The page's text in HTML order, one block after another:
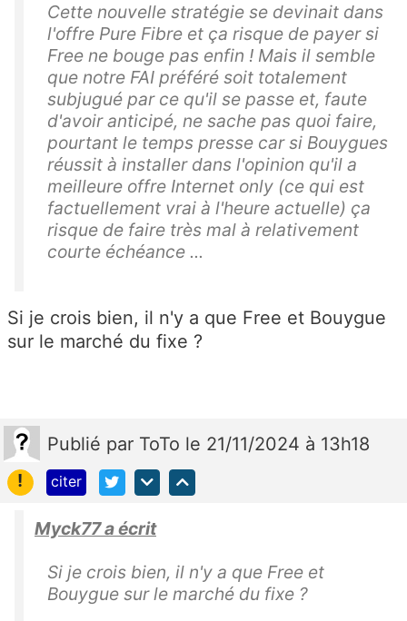
Cette nouvelle stratégie se devinait dans
l'offre Pure Fibre et ça risque de payer si
Free ne bouge pas enfin ! Mais il semble
que notre FAI préféré soit totalement
subjugué par ce qu'il se passe et, faute
d'avoir anticipé, ne sache pas quoi faire,
pourtant le temps presse car si Bouygues
réussit à installer dans l'opinion qu'il a
meilleure offre Internet only (ce qui est
factuellement vrai à l'heure actuelle) ça
risque de faire très mal à relativement
courte échéance ...
Si je crois bien, il n'y a que Free et Bouygue
sur le marché du fixe ?
Publié par ToTo le 21/11/2024 à 13h18
!
citer
Myck77 a écrit
Si je crois bien, il n'y a que Free et
Bouygue sur le marché du fixe ?